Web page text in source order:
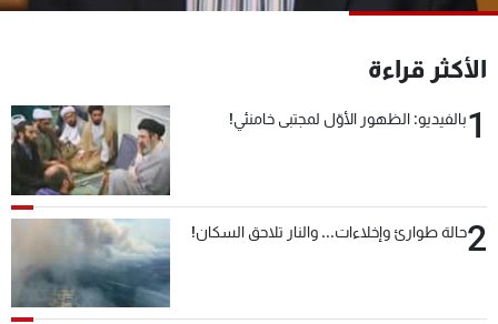
الأكثر قراءة
1بالفيديو: الظهور الأوّل لمجتبى خامنئي!
2حالة طوارئ وإخلاءات... والنار تلاحق السكان!
لاعلاناتكم